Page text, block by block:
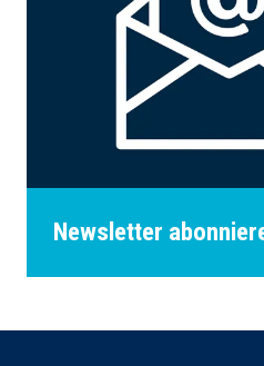
indem wir Ihre Inhalte
Newsletter